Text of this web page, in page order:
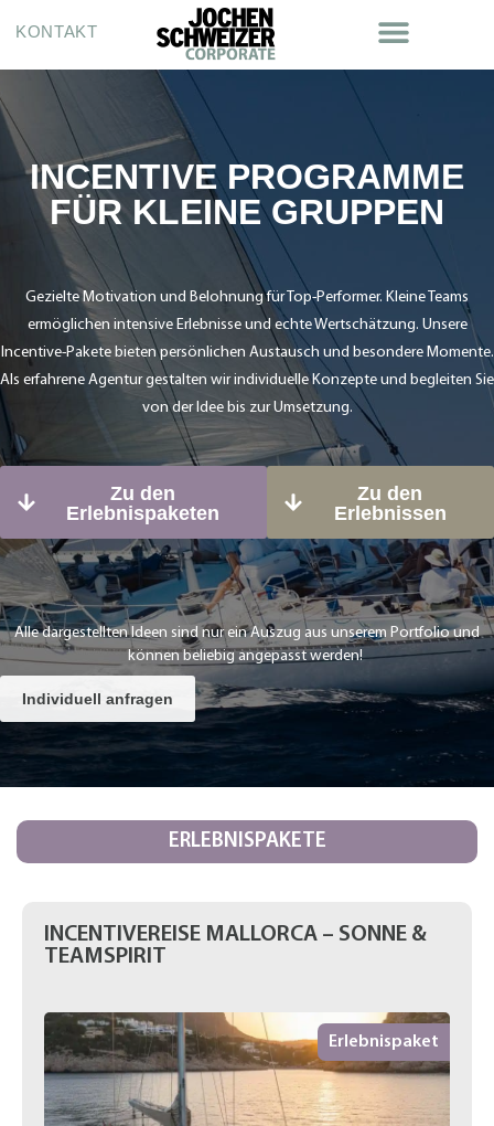
KONTAKT
INCENTIVE PROGRAMME
FÜR KLEINE GRUPPEN
Gezielte Motivation und Belohnung für Top-Performer. Kleine Teams
ermöglichen intensive Erlebnisse und echte Wertschätzung. Unsere
Incentive-Pakete bieten persönlichen Austausch und besondere Momente.
Als erfahrene Agentur gestalten wir individuelle Konzepte und begleiten Sie
von der Idee bis zur Umsetzung.
Zu den
Erlebnispaketen
Zu den
Erlebnissen
Alle dargestellten Ideen sind nur ein Auszug aus unserem Portfolio und
können beliebig angepasst werden!
Individuell anfragen
ERLEBNISPAKETE
INCENTIVEREISE MALLORCA – SONNE &
TEAMSPIRIT
Erlebnispaket